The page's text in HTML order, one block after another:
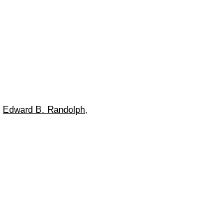
Edward B. Randolph,